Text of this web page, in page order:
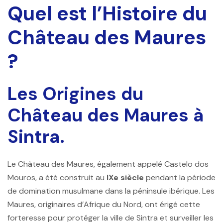
Quel est l’Histoire du
Château des Maures
?
Les Origines du
Château des Maures à
Sintra.
Le Château des Maures, également appelé Castelo dos
Mouros, a été construit au IXe siècle pendant la période
de domination musulmane dans la péninsule ibérique. Les
Maures, originaires d’Afrique du Nord, ont érigé cette
forteresse pour protéger la ville de Sintra et surveiller les